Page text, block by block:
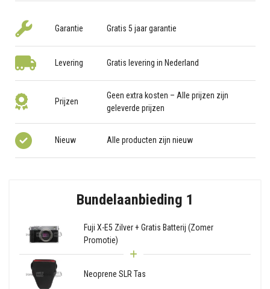
Garantie Gratis 5 jaar garantie
Levering Gratis levering in Nederland
Prijzen
Geen extra kosten – Alle prijzen zijn
geleverde prijzen
Nieuw Alle producten zijn nieuw
Bundelaanbieding 1
Fuji X-E5 Zilver + Gratis Batterij (Zomer
Promotie)
Neoprene SLR Tas